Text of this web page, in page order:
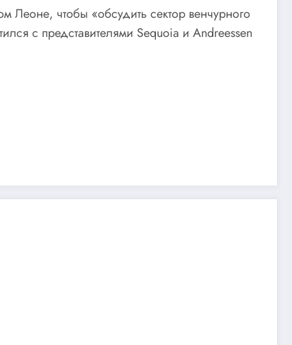
Леоне, чтобы «обсудить сектор венчурного
с представителями Sequoia и Andreessen